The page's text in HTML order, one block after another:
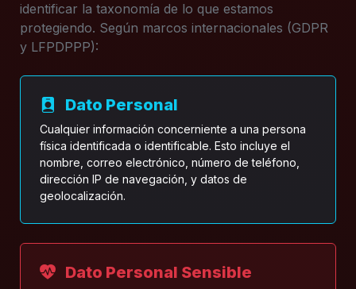
identificar la taxonomía de lo que estamos
protegiendo. Según marcos internacionales (GDPR
y LFPDPPP):
Dato Personal
Cualquier información concerniente a una persona
física identificada o identificable. Esto incluye el
nombre, correo electrónico, número de teléfono,
dirección IP de navegación, y datos de
geolocalización.
Dato Personal Sensible